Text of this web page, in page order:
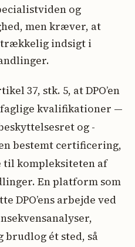
og
men kræver, at
indsigt i
37, stk. 5, at DPO’en
faglige kvalifikationer —
og -
bestemt certificering,
til kompleksiteten af
En platform som
DPO’ens arbejde ved
brudlog ét sted, så